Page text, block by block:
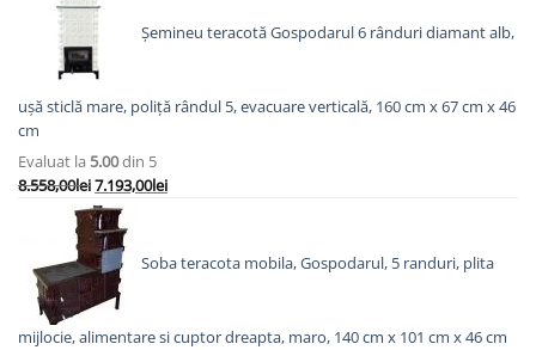
Șemineu teracotă Gospodarul 6 rânduri diamant alb,
ușă sticlă mare, poliță rândul 5, evacuare verticală, 160 cm x 67 cm x 46
cm
Evaluat la 5.00din 5
8.558,00leiPrețul
inițial
a
fost:
8.558,00lei.
7.193,00leiPrețul
7.193,00lei.
Soba teracota mobila, Gospodarul, 5 randuri, plita
mijlocie, alimentare si cuptor dreapta, maro, 140 cm x 101 cm x 46 cm